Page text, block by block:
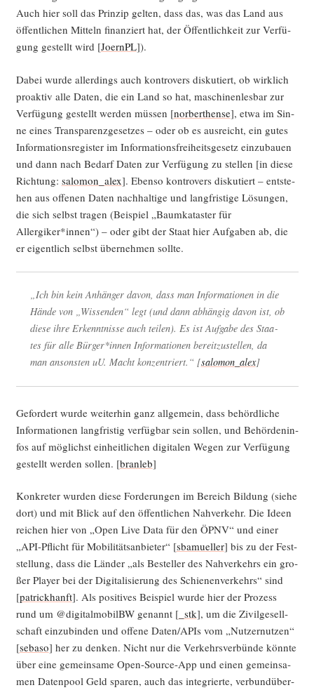
Auch hier soll das Prin­zip gel­ten, dass das, was das Land aus
öffent­li­chen Mit­teln finan­ziert hat, der Öffent­lich­keit zur Ver­fü­
gung gestellt wird [JoernPL]).
Dabei wur­de aller­dings auch kon­tro­vers dis­ku­tiert, ob wirk­lich
pro­ak­tiv alle Daten, die ein Land so hat, maschi­nen­les­bar zur
Ver­fü­gung gestellt wer­den müs­sen [nor­ber­then­se], etwa im Sin­
ne eines Trans­pa­renz­ge­set­zes – oder ob es aus­reicht, ein gutes
Infor­ma­ti­ons­re­gis­ter im Infor­ma­ti­ons­frei­heits­ge­setz ein­zu­bau­en
und dann nach Bedarf Daten zur Ver­fü­gung zu stel­len [in die­se
Rich­tung: salomon_alex]. Eben­so kon­tro­vers dis­ku­tiert – ent­ste­
hen aus offe­nen Daten nach­hal­ti­ge und lang­fris­ti­ge Lösun­gen,
die sich selbst tra­gen (Bei­spiel „Baum­ka­tas­ter für
Allergiker*innen“) – oder gibt der Staat hier Auf­ga­ben ab, die
er eigent­lich selbst über­neh­men sollte.
„Ich bin kein Anhän­ger davon, dass man Infor­ma­tio­nen in die
Hän­de von „Wis­sen­den“ legt (und dann abhän­gig davon ist, ob
die­se ihre Erkennt­nis­se auch tei­len). Es ist Auf­ga­be des Staa­
tes für alle Bürger*innen Infor­ma­tio­nen bereit­zu­stel­len, da
man ansons­ten uU. Macht kon­zen­triert.“ [salomon_alex]
Gefor­dert wur­de wei­ter­hin ganz all­ge­mein, dass behörd­li­che
Infor­ma­tio­nen lang­fris­tig ver­füg­bar sein sol­len, und Behör­den­in­
fos auf mög­lichst ein­heit­li­chen digi­ta­len Wegen zur Ver­fü­gung
gestellt wer­den sol­len. [bran­leb]
Kon­kre­ter wur­den die­se For­de­run­gen im Bereich Bil­dung (sie­he
dort) und mit Blick auf den öffent­li­chen Nah­ver­kehr. Die Ideen
rei­chen hier von „Open Live Data für den ÖPNV“ und einer
„API-Pflicht für Mobi­li­täts­an­bie­ter“ [sba­muel­ler] bis zu der Fest­
stel­lung, dass die Län­der „als Bestel­ler des Nah­ver­kehrs ein gro­
ßer Play­er bei der Digi­ta­li­sie­rung des Schie­nen­ver­kehrs“ sind
[patrick­hanft]. Als posi­ti­ves Bei­spiel wur­de hier der Pro­zess
rund um @digitalmobilBW genannt [_stk], um die Zivil­ge­sell­
schaft ein­zu­bin­den und offe­ne Daten/APIs vom „Nut­zer­nut­zen“
[seba­so] her zu den­ken. Nicht nur die Ver­kehrs­ver­bün­de könn­te
über eine gemein­sa­me Open-Source-App und einen gemein­sa­
men Daten­pool Geld spa­ren, auch das inte­grier­te, ver­bund­über­